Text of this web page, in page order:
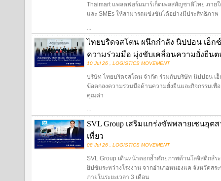
Thaimart แพลตฟอร์มมาร์เก็ตเพลสสัญชาติไทย ภาย
และ SMEs ให้สามารถแข่งขันได้อย่างมีประสิทธิภาพ
...
ไทยบริดจสโตน ผนึกกำลัง นิปปอน เอ็ก
ความร่วมมือ มุ่งขับเคลื่อนความยั่งยืน
10 Jul 26 , LOGISTICS MOVEMENT
บริษัท ไทยบริดจสโตน จำกัด ร่วมกับบริษัท นิปปอน เ
ข้อตกลงความร่วมมือด้านความยั่งยืนและกิจกรรมเพื่
คุณค่า
...
SVL Group เสริมแกร่งซัพพลายเชนอุ
เที่ยว
08 Jul 26 , LOGISTICS MOVEMENT
SVL Group เดินหน้าตอกย้ำศักยภาพด้านโลจิสติกส์ร
ยิปซัมระหว่างโรงงาน จากอำเภอหนองแค จังหวัดส
ภายในระยะเวลา 3 เดือน